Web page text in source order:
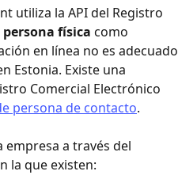
utiliza la API del Registro
física como
en línea no es adecuado
Estonia. Existe una
Comercial Electrónico
persona de contacto.
a través del
la que existen: